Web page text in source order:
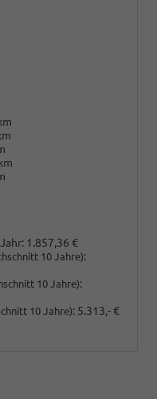
1.857,36 €
10 Jahre):
10 Jahre):
10 Jahre): 5.313,- €